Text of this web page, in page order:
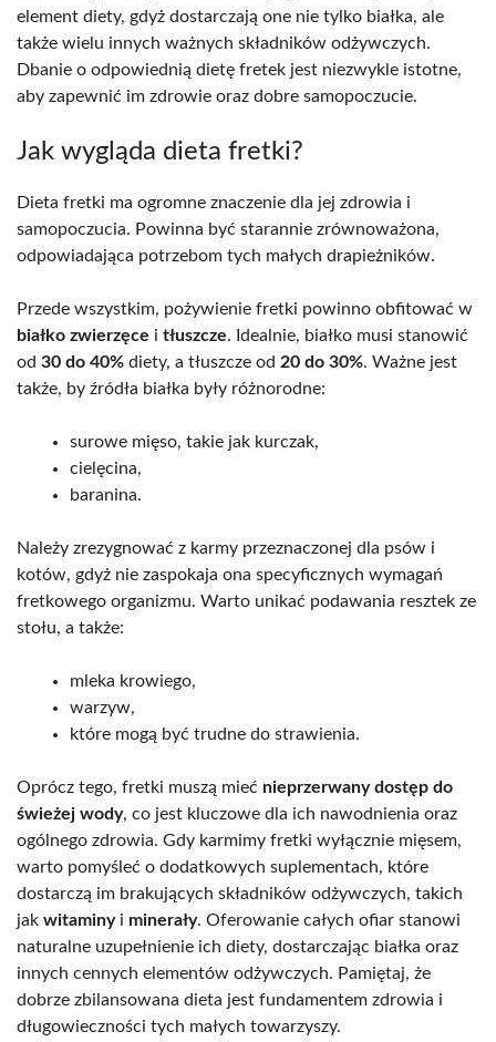
element diety, gdyż dostarczają one nie tylko białka, ale
także wielu innych ważnych składników odżywczych.
Dbanie o odpowiednią dietę fretek jest niezwykle istotne,
aby zapewnić im zdrowie oraz dobre samopoczucie.
Jak wygląda dieta fretki?
Dieta fretki ma ogromne znaczenie dla jej zdrowia i
samopoczucia. Powinna być starannie zrównoważona,
odpowiadająca potrzebom tych małych drapieżników.
Przede wszystkim, pożywienie fretki powinno obfitować w
białko zwierzęce i tłuszcze. Idealnie, białko musi stanowić
od 30 do 40% diety, a tłuszcze od 20 do 30%. Ważne jest
także, by źródła białka były różnorodne:
surowe mięso, takie jak kurczak,
cielęcina,
baranina.
Należy zrezygnować z karmy przeznaczonej dla psów i
kotów, gdyż nie zaspokaja ona specyficznych wymagań
fretkowego organizmu. Warto unikać podawania resztek ze
stołu, a także:
mleka krowiego,
warzyw,
które mogą być trudne do strawienia.
Oprócz tego, fretki muszą mieć nieprzerwany dostęp do
świeżej wody, co jest kluczowe dla ich nawodnienia oraz
ogólnego zdrowia. Gdy karmimy fretki wyłącznie mięsem,
warto pomyśleć o dodatkowych suplementach, które
dostarczą im brakujących składników odżywczych, takich
jak witaminyi minerały. Oferowanie całych ofiar stanowi
naturalne uzupełnienie ich diety, dostarczając białka oraz
innych cennych elementów odżywczych. Pamiętaj, że
dobrze zbilansowana dieta jest fundamentem zdrowia i
długowieczności tych małych towarzyszy.